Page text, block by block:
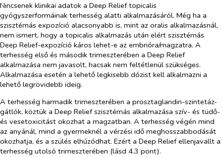
Nincsenek klinikai adatok a Deep Relief topicalis
gyógyszerformáinak terhesség alatti alkalmazásáról. Még ha a
szisztémás expozíció alacsonyabb is, mint az oralis alkalmazásnál,
nem ismert, hogy a topicalis alkalmazás után elért szisztémás
Deep Relief-expozíció káros lehet-e az embrióra/magzatra. A
terhesség első és második trimeszterében a Deep Relief
alkalmazása nem javasolt, hacsak nem feltétlenül szükséges.
Alkalmazása esetén a lehető legkisebb dózist kell alkalmazni a
lehető legrövidebb ideig.
A terhesség harmadik trimeszterében a prosztaglandin-szintetáz-
gátlók, köztük a Deep Relief szisztémás alkalmazása szív- és tüdő-
és vesetoxicitást okozhat a magzatban. A terhesség végén mind
az anyánál, mind a gyermeknél a vérzési idő meghosszabbodását
okozhatja, és a szülés elhúzódhat. Ezért a Deep Relief ellenjavallt a
terhesség utolsó trimeszterében (lásd 4.3 pont).